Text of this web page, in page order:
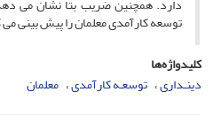
توسعه کارآمدی معلمان را پیش بینی
کلیدواژه‌ها
دینـداری توسعـه کارآمدی معلمان